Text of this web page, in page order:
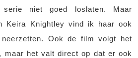
niet goed loslaten. Maar
Keira Knightley vind ik haar ook
Ook de film volgt het
maar het valt direct op dat er ook